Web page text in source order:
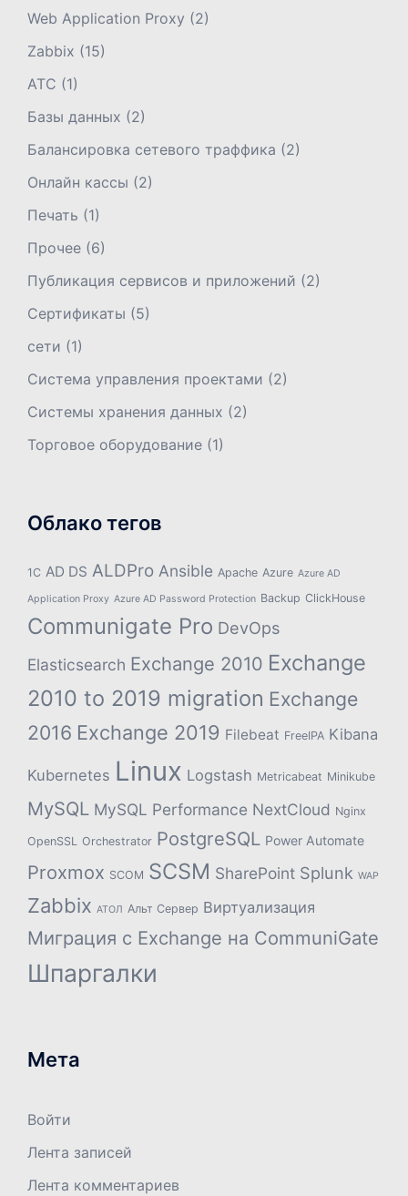
Web Application Proxy (2)
Zabbix (15)
АТС (1)
Базы данных (2)
Балансировка сетевого траффика (2)
Онлайн кассы (2)
Печать (1)
Прочее (6)
Публикация сервисов и приложений (2)
Сертификаты (5)
сети (1)
Система управления проектами (2)
Системы хранения данных (2)
Торговое оборудование (1)
Облако тегов
1С AD DS ALDPro Ansible Apache Azure Azure AD
Application Proxy Azure AD Password Protection Backup ClickHouse
Communigate Pro DevOps
Elasticsearch Exchange 2010 Exchange
2010 to 2019 migration Exchange
2016 Exchange 2019 Filebeat FreeIPA Kibana
Kubernetes Linux Logstash Metricabeat Minikube
MySQL MySQL Performance NextCloud Nginx
OpenSSL Orchestrator PostgreSQL Power Automate
Proxmox SCOM SCSM SharePoint Splunk WAP
Zabbix АТОЛ Альт Сервер Виртуализация
Миграция с Exchange на CommuniGate
Шпаргалки
Мета
Войти
Лента записей
Лента комментариев